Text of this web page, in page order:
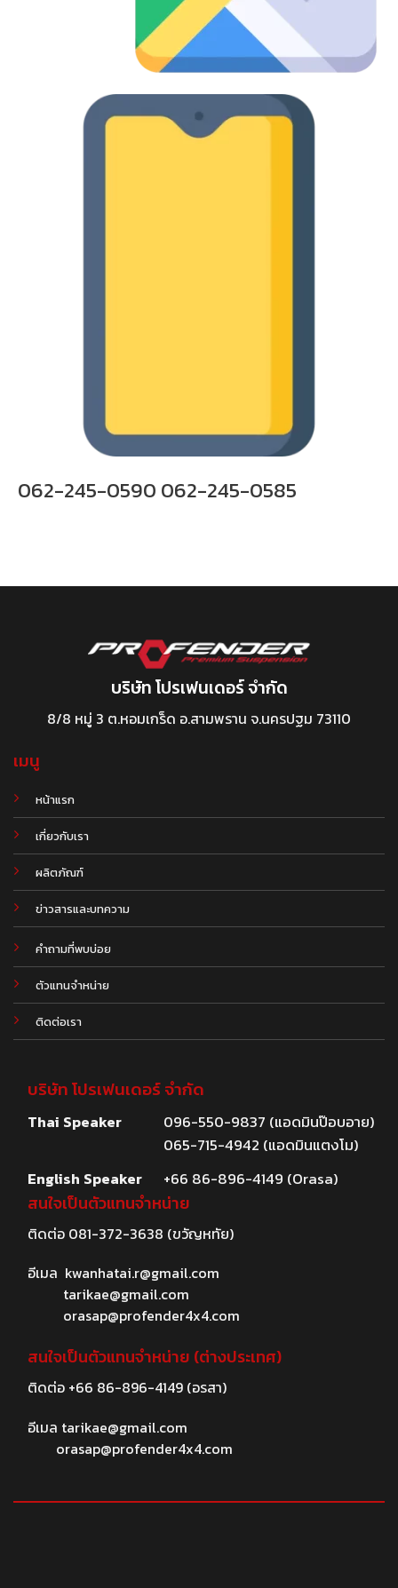
062-245-0590 062-245-0585
บริษัท โปรเฟนเดอร์ จำกัด
8/8 หมู่ 3 ต.หอมเกร็ด อ.สามพราน จ.นครปฐม 73110
เมนู
หน้าแรก
เกี่ยวกับเรา
ผลิตภัณฑ์
ข่าวสารและบทความ
.
คำถามที่พบบ่อย
ตัวแทนจำหน่าย
ติดต่อเรา
บริษัท โปรเฟนเดอร์ จำกัด
Thai Speaker
096-550-9837 (แอดมินป๊อบอาย)
065-715-4942 (แอดมินแตงโม)
English Speaker
+66 86-896-4149 (Orasa)
สนใจเป็นตัวแทนจำหน่าย
ติดต่อ 081-372-3638 (ขวัญหทัย)
อีเมล kwanhatai.r@gmail.com
tarikae@gmail.com
orasap@profender4x4.com
สนใจเป็นตัวแทนจำหน่าย (ต่างประเทศ)
ติดต่อ +66 86-896-4149(อรสา)
อีเมล tarikae@gmail.com
orasap@profender4x4.com